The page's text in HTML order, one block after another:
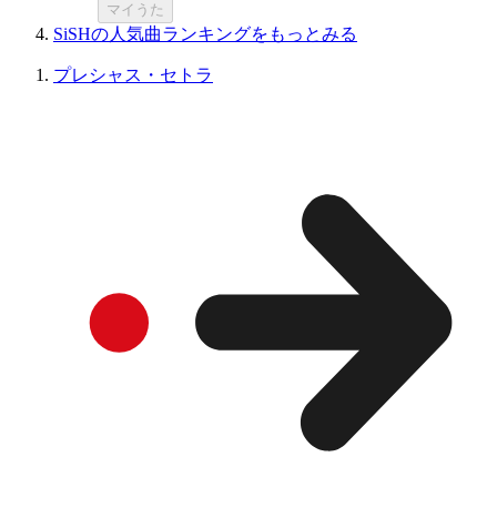
マイうた
SiSHの人気曲ランキングをもっとみる
プレシャス・セトラ